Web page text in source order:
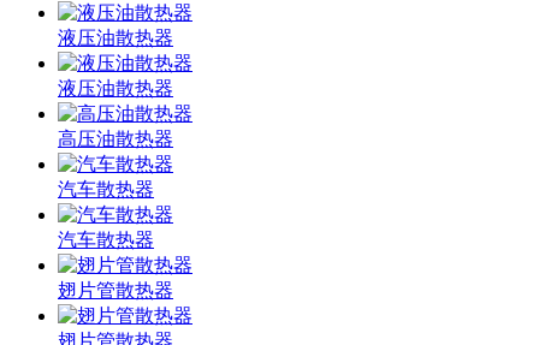
液压油散热器
液压油散热器
高压油散热器
汽车散热器
汽车散热器
翅片管散热器
翅片管散热器